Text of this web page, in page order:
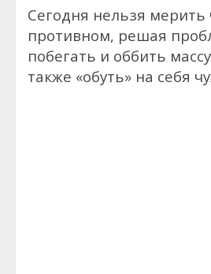
Сегодня нельзя мерить
противном, решая
побегать и оббить
также «обуть» на себя